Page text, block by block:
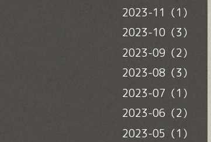
2023-11（1）
2023-10（3）
2023-09（2）
2023-08（3）
2023-07（1）
2023-06（2）
2023-05（1）